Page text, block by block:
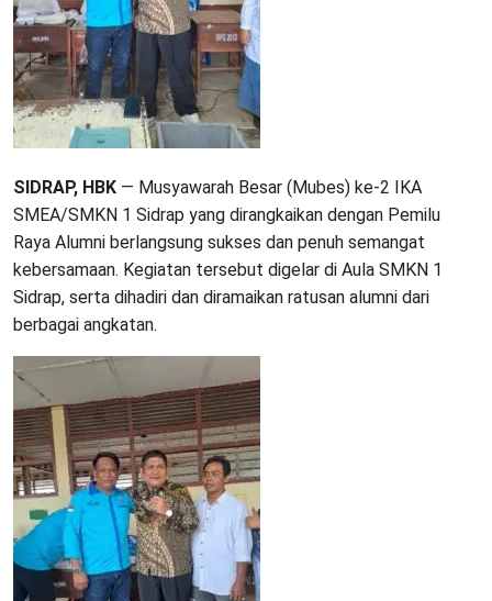
SIDRAP, HBK — Musyawarah Besar (Mubes) ke-2 IKA
SMEA/SMKN 1 Sidrap yang dirangkaikan dengan Pemilu
Raya Alumni berlangsung sukses dan penuh semangat
kebersamaan. Kegiatan tersebut digelar di Aula SMKN 1
Sidrap, serta dihadiri dan diramaikan ratusan alumni dari
berbagai angkatan.